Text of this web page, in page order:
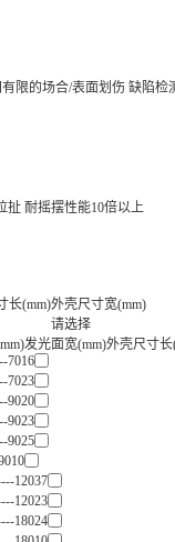
限的场合/表面划伤 缺陷检
扯 耐摇摆性能10倍以上
长(mm)外壳尺寸宽(mm)
请选择
发光面宽(mm)外壳尺寸长
--7016
--7023
--9020
--9023
--9025
10
--12037
--12023
--18024